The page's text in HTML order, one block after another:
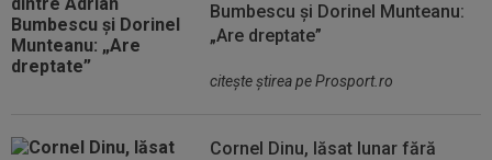
Bumbescu și Dorinel Munteanu:
„Are dreptate”
citeşte ştirea pe Prosport.ro
Cornel Dinu, lăsat lunar fără